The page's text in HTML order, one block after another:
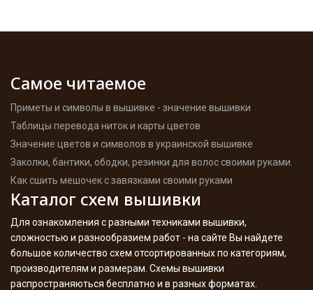
Самое читаемое
Приметы и символы в вышивке - значение вышивки
Таблицы перевода ниток и карты цветов
Значение цветов и символов в украинской вышивке
Заколки, бантики, ободки, резинки для волос своими руками.
Как сшить мешочек с завязками своими руками
Каталог схем вышивки
Для ознакомления с разными техниками вышивки,
сложностью и разнообразием работ - на сайте Вы найдете
большое количество схем отсортированных по категориям,
производителям и размерам. Схемы вышивки
распространяються бесплатно и в разных форматах.